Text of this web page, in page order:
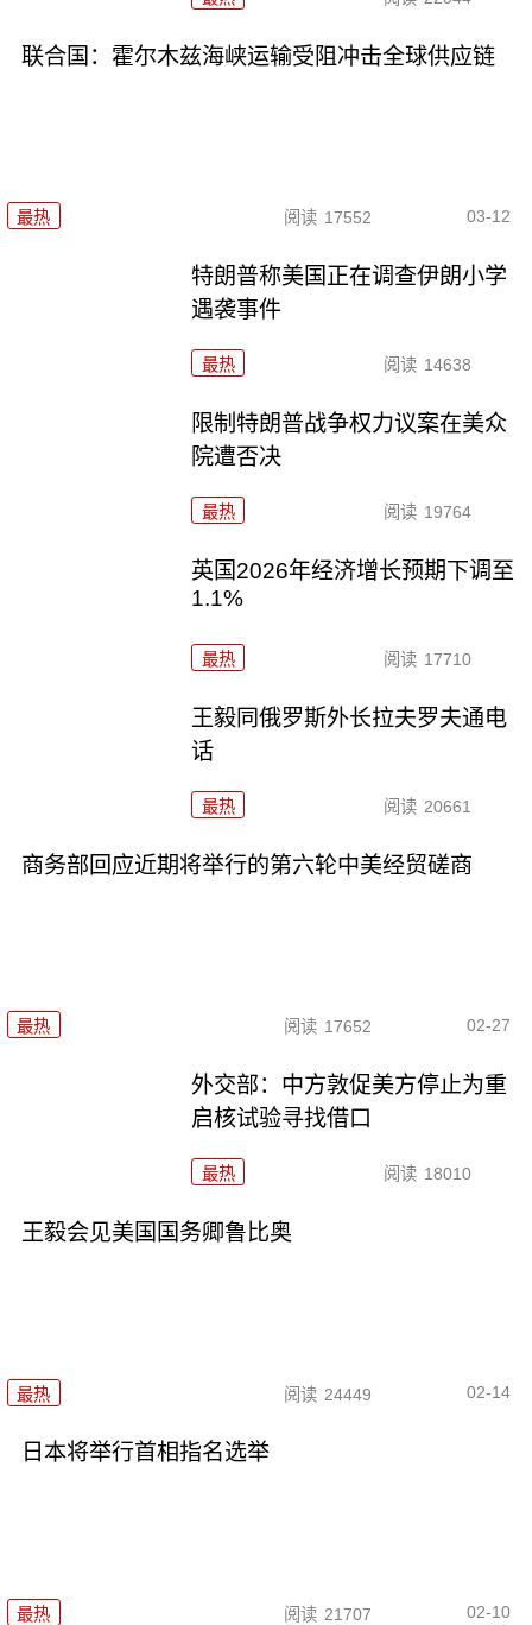
联合国：霍尔木兹海峡运输受阻冲击全球供应链
最热 阅读 17552 03-12
特朗普称美国正在调查伊朗小学
遇袭事件
最热 阅读 14638
限制特朗普战争权力议案在美众
院遭否决
最热 阅读 19764
英国2026年经济增长预期下调至
1.1%
最热 阅读 17710
王毅同俄罗斯外长拉夫罗夫通电
话
最热 阅读 20661
商务部回应近期将举行的第六轮中美经贸磋商
最热 阅读 17652 02-27
外交部：中方敦促美方停止为重
启核试验寻找借口
最热 阅读 18010
王毅会见美国国务卿鲁比奥
最热 阅读 24449 02-14
日本将举行首相指名选举
最热 阅读 21707 02-10